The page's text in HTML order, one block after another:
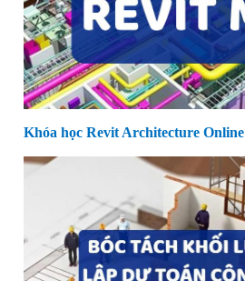
Khóa học Revit Architecture Online